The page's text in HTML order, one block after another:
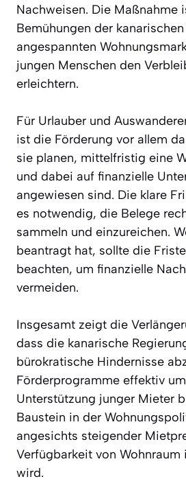
Nachweisen. Die Maßnahme
Bemühungen der
angespannten
jungen Menschen den
erleichtern.
Für Urlauber und
ist die Förderung vor allem
sie planen, mittelfristig eine
und dabei auf finanzielle
angewiesen sind. Die klare
es notwendig, die Belege
sammeln und einzureichen.
beantragt hat, sollte die
beachten, um finanzielle
vermeiden.
Insgesamt zeigt die
dass die kanarische
bürokratische Hindernisse
Förderprogramme effektiv
Unterstützung junger Mieter
Baustein in der
angesichts steigender
Verfügbarkeit von
wird.